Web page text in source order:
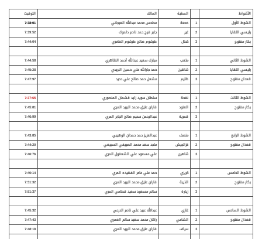
الأشواط المطية المالك
التوقيت
الشوط الأول
1 دمعة مطحس محمد عبدالله العرجاني
7:38:01
رئيسي اللقايا
2 غير جابر فرج حمد ناصر دلموك
7:39:52
بكار مفتوح
3 كحال طرشوم صالح طرشوم العامري 7:44:04
الشوط الثاني 1 متعب مبارك سعيد عبدالله أحمد الظاهري
7:44:58
رئيسي اللقايا
2 شاهين حمد جارالله علي حسين البريدي
7:45:28
قعدان مفتوح
3 ظليم مشعل حمد صالح علي حديد 7:47:97
الشوط الثالث 1 نفحة سلطان سويد زايد قشمان المنصوري
7:37:65
بكار مفتوح
2 العنود فاران عتيق محمد البريد المري
7:45:81
3
قمرية عبدالرحمن سحيم صالح الجابر المري 7:46:99
الشوط الرابع 1 منصف عبدالعزيز حمد حمدان الوهيبي
7:43:85
قعدان مفتوح
2 غزالجيش ماجد سعد محمد الصييفي السبيعي
7:44:20
3
شاهين علي مسعود علي الشعفول المري 7:46:76
الشوط الخامس 1 كريزي حمد علي عامر الفهيده المري
7:40:14
بكار مفتوح
2 الذيبة فاران عتيق محمد البريد المري
7:51:32
3
زيارة سالم مسعود سعيد قطامي المري 7:51:37
الشوط السادس 1 غازي عبدالله عبيد علي ناصر الدرعي
7:45:32
قعدان مفتوح
2 الشامي راكان محمد سعيد سالم العمري
7:47:43
3
سياف فاران عتيق محمد البريد المري 7:48:18